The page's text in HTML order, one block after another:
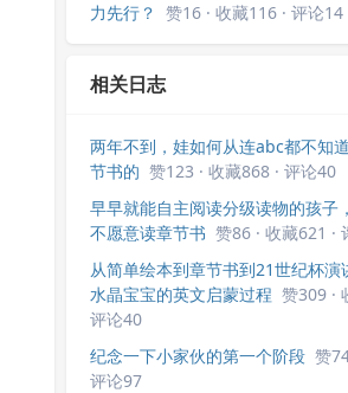
力先行？ 赞16 · 收藏116 · 评论14
相关日志
两年不到，娃如何从连abc都不知
节书的 赞123 · 收藏868 · 评论40
早早就能自主阅读分级读物的孩子
不愿意读章节书 赞86 · 收藏621 ·
从简单绘本到章节书到21世纪杯
水晶宝宝的英文启蒙过程 赞309 ·
评论40
纪念一下小家伙的第一个阶段 赞
评论97